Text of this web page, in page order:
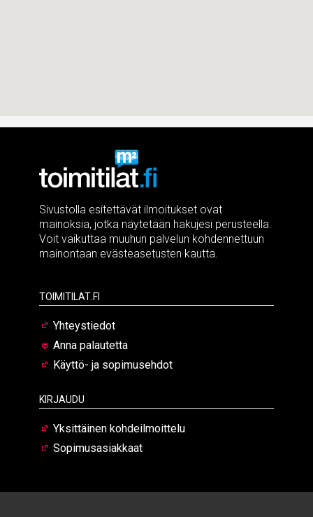
Sivustolla esitettävät ilmoitukset ovat
mainoksia, jotka näytetään hakujesi perusteella.
Voit vaikuttaa muuhun palvelun kohdennettuun
mainontaan evästeasetusten kautta.
Toimitilat.fi
Yhteystiedot
Anna palautetta
Käyttö- ja sopimusehdot
Kirjaudu
Yksittäinen kohdeilmoittelu
Sopimusasiakkaat